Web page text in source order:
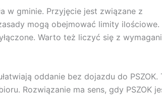
w gminie. Przyjęcie jest związane z
mogą obejmować limity ilościowe.
Warto też liczyć się z
oddanie bez dojazdu do PSZOK.
Rozwiązanie ma sens, gdy PSZOK